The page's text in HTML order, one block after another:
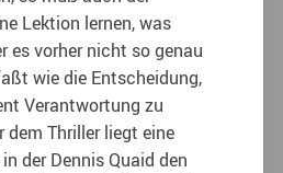
Lektion lernen, was
es vorher nicht so genau
wie die Entscheidung,
Verantwortung zu
dem Thriller liegt eine
der Dennis Quaid den